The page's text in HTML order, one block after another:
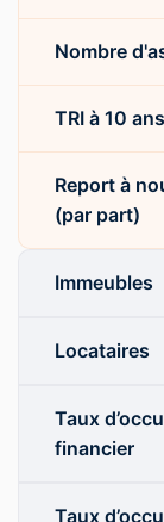
Nombre
TRI à 10 ans
Report à
(par part)
Immeubles
Locataires
Taux
financier
Taux